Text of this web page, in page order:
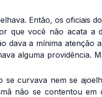
Então, os oficiais
que você não acata a
dava a mínima atenção
alguma providência.
se curvava nem se
não se contentou em